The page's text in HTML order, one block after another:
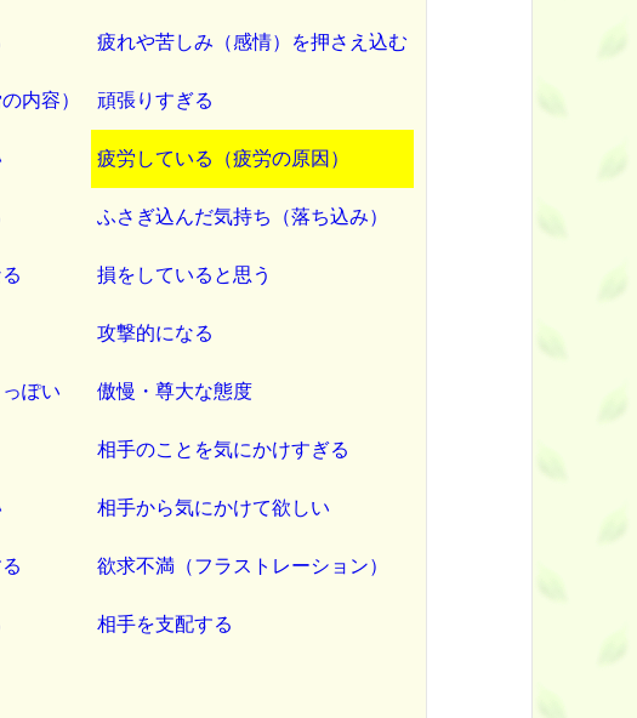
内容）
ぽい
疲れや苦しみ（感情）を押さえ込む
頑張りすぎる
疲労している（疲労の原因）
ふさぎ込んだ気持ち（落ち込み）
損をしていると思う
攻撃的になる
傲慢・尊大な態度
相手のことを気にかけすぎる
相手から気にかけて欲しい
欲求不満（フラストレーション）
相手を支配する